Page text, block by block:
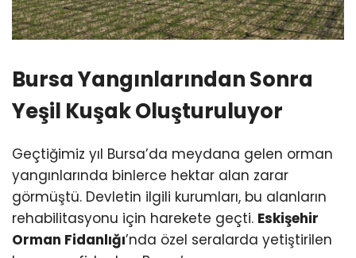
Bursa Yangınlarından Sonra
Yeşil Kuşak Oluşturuluyor
Geçtiğimiz yıl Bursa’da meydana gelen orman
yangınlarında binlerce hektar alan zarar
görmüştü. Devletin ilgili kurumları, bu alanların
rehabilitasyonu için harekete geçti. Eskişehir
Orman Fidanlığı’nda özel seralarda yetiştirilen